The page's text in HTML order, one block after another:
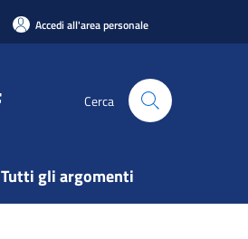
Accedi all'area personale
Cerca
Tutti gli argomenti